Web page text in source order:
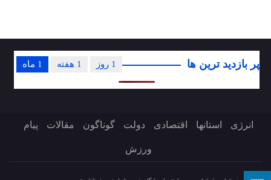
پر بازدید ترین ها 1 ماه 1 هفته 1 روز
انرژی استانها اقتصادی دولت گوناگون مقالات پیام
ورزش